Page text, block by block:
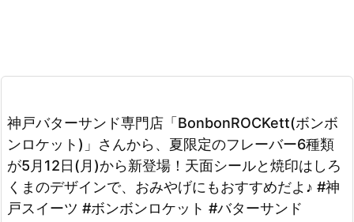
神戸バターサンド専門店「BonbonROCKett(ボンボ
ンロケット)」さんから、夏限定のフレーバー6種類
が5月12日(月)から新登場！天面シールと焼印はしろ
くまのデザインで、おみやげにもおすすめだよ♪ #神
戸スイーツ #ボンボンロケット #バターサンド